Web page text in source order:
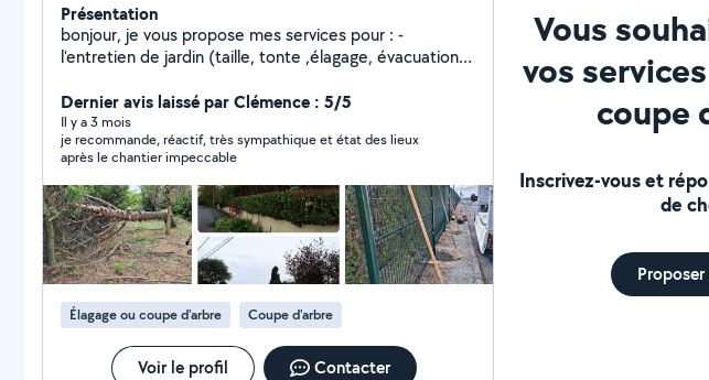
Présentation
bonjour, je vous propose mes services pour : -
l'entretien de jardin (taille, tonte ,élagage, évacuation
demoussage de toiture -petit bricolage -petite
peinture n'hésitez pas à me contacter
Dernier avis laissé par Clémence : 5/5
Il y a 3 mois
je recommande, réactif, très sympathique et état des lieux
après le chantier impeccable
Élagage ou coupe d'arbre Coupe d'arbre
Voir le profil Contacter
Vous
vos
coupe
Inscrivez-vous et
de